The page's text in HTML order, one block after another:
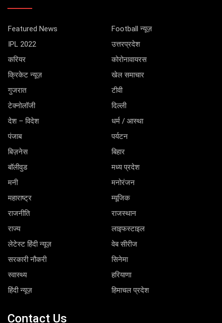
Featured News
Football न्यूज़
IPL 2022
उत्तरप्रदेश
करियर
कोरोनावायरस
क्रिकेट न्यूज़
खेल समाचार
गुजरात
टीवी
टेक्नोलॉजी
दिल्ली
देश – विदेश
धर्म / आस्था
पंजाब
पर्यटन
बिज़नेस
बिहार
बॉलीवुड
मध्य प्रदेश
मनी
मनोरंजन
महाराष्ट्र
म्यूजिक
राजनीति
राजस्थान
राज्य
लाइफस्टाइल
लेटेस्ट हिंदी न्यूज़
वेब सीरीज
सरकारी नौकरी
सिनेमा
स्वास्थ्य
हरियाणा
हिंदी न्यूज़
हिमाचल प्रदेश
Contact Us